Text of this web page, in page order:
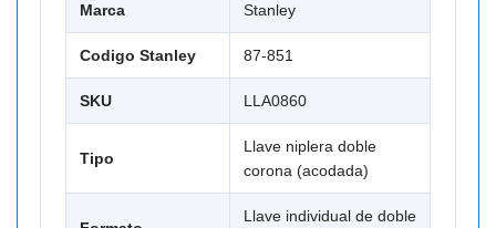
Marca Stanley
Codigo Stanley 87-851
SKU LLA0860
Tipo
Llave niplera doble
corona (acodada)
Llave individual de doble